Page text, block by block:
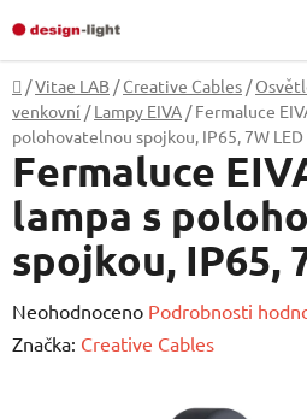
na
obsah
Domů
/Vitae LAB / Creative Cables /
venkovní / Lampy EIVA / Fermaluce
polohovatelnou spojkou, IP65, 7W LED
Fermaluce
lampa s
spojkou, IP65,
Průměrné
hodnocení
Neohodnoceno Podrobnosti
Značka: Creative Cables